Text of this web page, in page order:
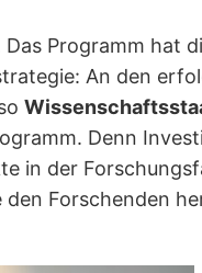
Programm hat
An den
Denn
in der
Forschenden